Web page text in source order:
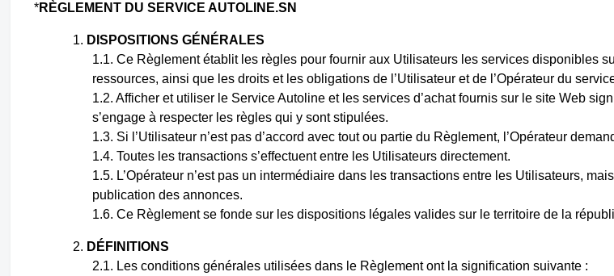
*RÈGLEMENT DU SERVICE AUTOLINE.SN
DISPOSITIONS GÉNÉRALES
Ce Règlement établit les règles pour fournir aux Utilisateurs les services disponibles
ressources, ainsi que les droits et les obligations de l’Utilisateur et de l’Opérateur du
Afficher et utiliser le Service Autoline et les services d’achat fournis sur le site Web
s’engage à respecter les règles qui y sont stipulées.
Si l’Utilisateur n’est pas d’accord avec tout ou partie du Règlement, l’Opérateur
Toutes les transactions s’effectuent entre les Utilisateurs directement.
L’Opérateur n’est pas un intermédiaire dans les transactions entre les Utilisateurs,
publication des annonces.
Ce Règlement se fonde sur les dispositions légales valides sur le territoire de la
DÉFINITIONS
Les conditions générales utilisées dans le Règlement ont la signification suivante :